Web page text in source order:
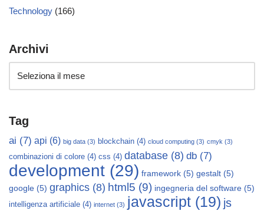
Technology (166)
Archivi
Tag
ai (7) api (6) big data (3) blockchain (4) cloud computing (3) cmyk (3)
combinazioni di colore (4) css (4) database (8) db (7)
development (29) framework (5) gestalt (5)
google (5) graphics (8) html5 (9) ingegneria del software (5)
intelligenza artificiale (4) internet (3) javascript (19) js